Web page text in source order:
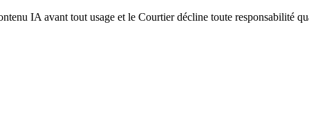
IA avant tout usage et le Courtier décline toute responsabilité